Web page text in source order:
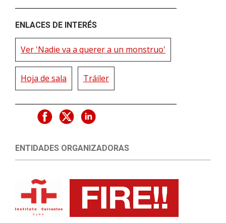
ENLACES DE INTERÉS
Ver 'Nadie va a querer a un monstruo'
Hoja de sala Tráiler
ENTIDADES ORGANIZADORAS